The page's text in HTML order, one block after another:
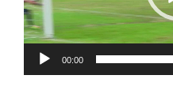
tercera
válida
la
00:00